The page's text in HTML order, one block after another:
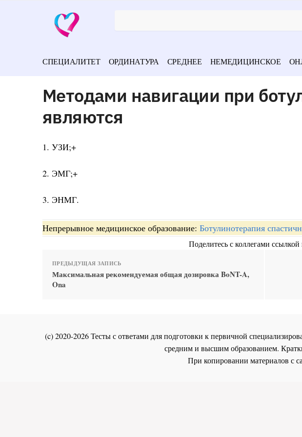
СПЕЦИАЛИТЕТ ОРДИНАТУРА СРЕДНЕЕ НЕМЕДИЦИНСКОЕ
Методами навигации при
являются
1. УЗИ;+
2. ЭМГ;+
3. ЭНМГ.
Непрерывное медицинское образование: Ботулинотерапия
Поделитесь с коллегами
ПРЕДЫДУЩАЯ ЗАПИСЬ
Максимальная рекомендуемая общая дозировка BoNT-A,
Ona
(c) 2020-2026 Тесты с ответами для подготовки к первичной
средним и высшим образованием.
При копировании материалов с